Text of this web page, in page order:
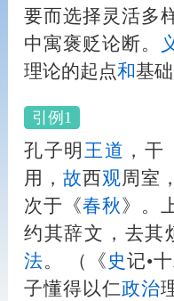
要而选择灵活多
中寓褒贬论断。
理论的起点和基础
引例1
孔子明 王道 ，
用， 故西观周室
次于《春秋》。
约其辞文，去其
法。 （《 史记•
子懂得以仁政治